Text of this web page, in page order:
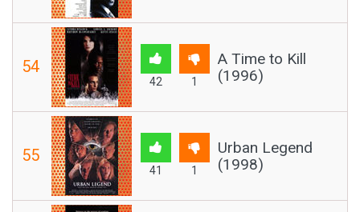
54
42 1
A Time to Kill
(1996)
55
41 1
Urban Legend
(1998)